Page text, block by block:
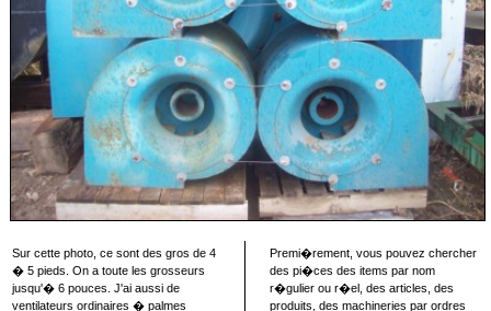
Sur cette photo, ce sont des gros de 4
� 5 pieds. On a toute les grosseurs
jusqu'� 6 pouces. J'ai aussi de
ventilateurs ordinaires � palmes
Premi�rement, vous pouvez chercher
des pi�ces des items par nom
r�gulier ou r�el, des articles, des
produits, des machineries par ordres